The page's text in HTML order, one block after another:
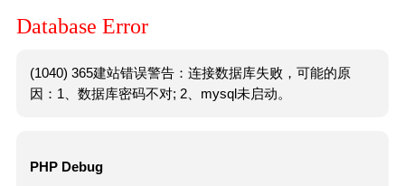
Database Error
(1040) 365建站错误警告：连接数据库失败，可能的原
因：1、数据库密码不对; 2、mysql未启动。
PHP Debug